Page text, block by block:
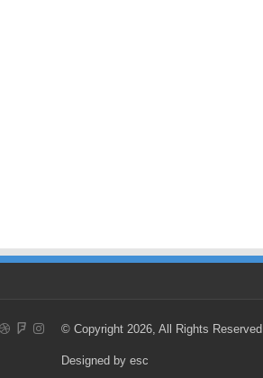
© Copyright 2026, All Rights Reserved
Designed by esc